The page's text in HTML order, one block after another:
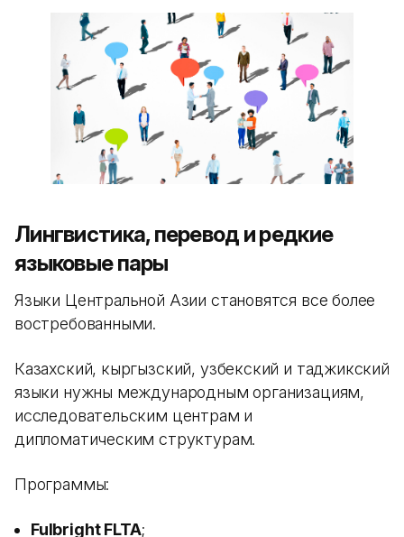
Лингвистика, перевод и редкие
языковые пары
Языки Центральной Азии становятся все более
востребованными.
Казахский, кыргызский, узбекский и таджикский
языки нужны международным организациям,
исследовательским центрам и
дипломатическим структурам.
Программы:
Fulbright FLTA;